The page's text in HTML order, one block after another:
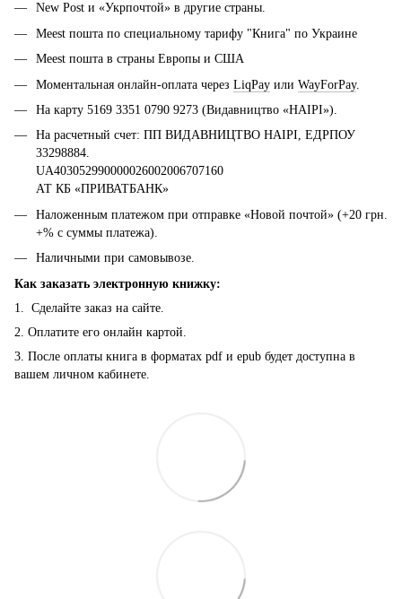
New Post и «Укрпочтой» в другие страны.
Meest пошта по специальному тарифу "Книга" по Украине
Meest пошта в страны Европы и США
Моментальная онлайн-оплата через LiqPay или WayForPay.
На карту 5169 3351 0790 9273 (Видавництво «НАІРІ»).
На расчетный счет: ПП ВИДАВНИЦТВО НАІРІ, ЕДРПОУ
33298884.
UA403052990000026002006707160
АТ КБ «ПРИВАТБАНК»
Наложенным платежом при отправке «Новой почтой» (+20 грн.
+% с суммы платежа).
Наличными при самовывозе.
Как заказать электронную книжку:
1. Сделайте заказ на сайте.
2. Оплатите его онлайн картой.
3. После оплаты книга в форматах pdf и epub будет доступна в
вашем личном кабинете.